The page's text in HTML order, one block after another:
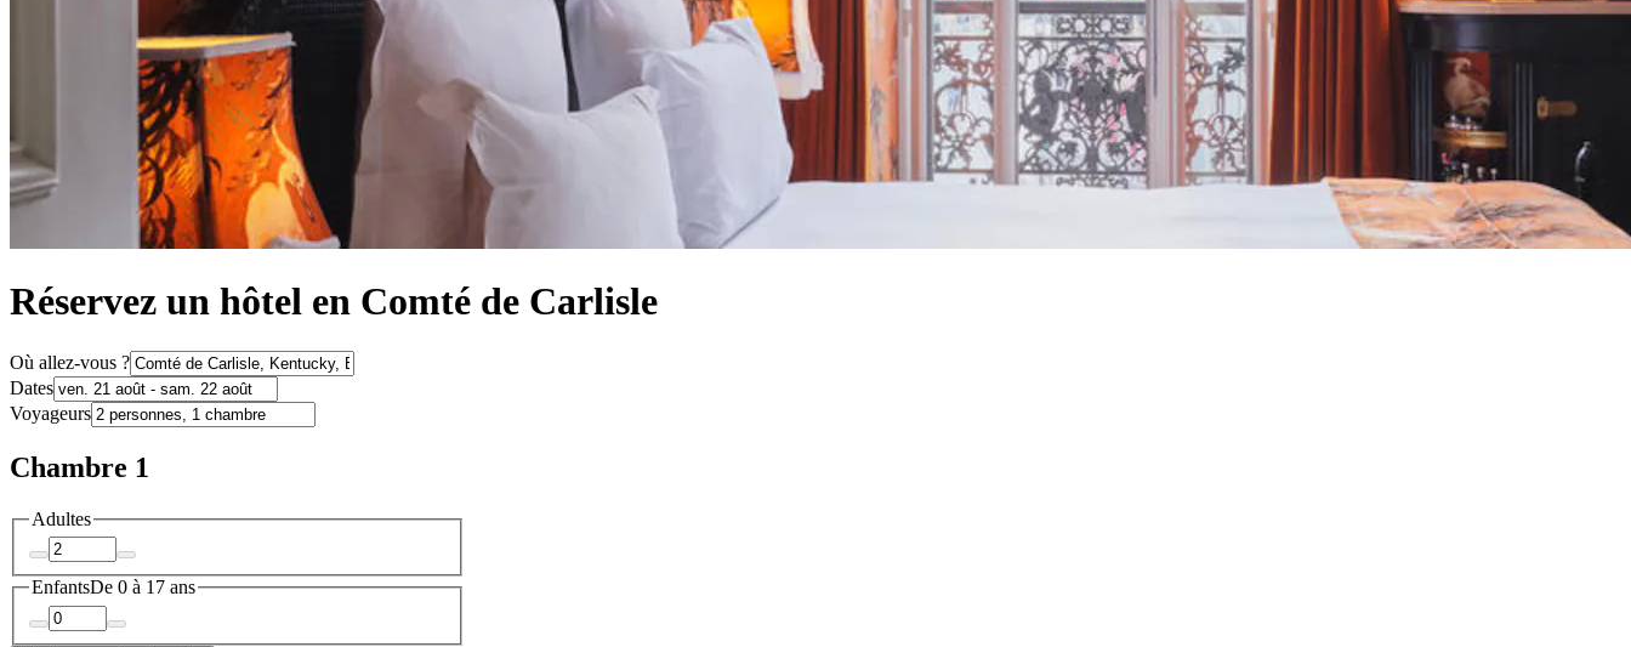
Réservez un hôtel en Comté de Carlisle
Où allez-vous ?
Dates
Voyageurs
Chambre 1
Adultes
EnfantsDe 0 à 17 ans